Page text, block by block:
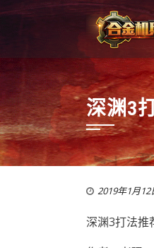
深渊3
2019年1月12
深渊3打法推